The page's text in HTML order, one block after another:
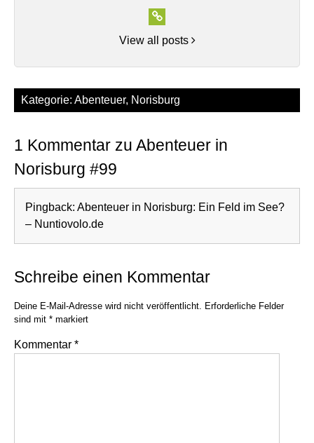
View all posts
Kategorie: Abenteuer, Norisburg
1 Kommentar zu Abenteuer in
Norisburg #99
Pingback: Abenteuer in Norisburg: Ein Feld im See?
– Nuntiovolo.de
Schreibe einen Kommentar
Deine E-Mail-Adresse wird nicht veröffentlicht. Erforderliche Felder
sind mit * markiert
Kommentar *